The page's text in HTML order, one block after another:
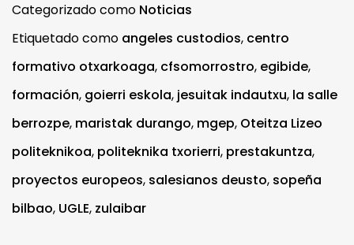
Categorizado como Noticias
Etiquetado como angeles custodios, centro
formativo otxarkoaga, cfsomorrostro, egibide,
formación, goierri eskola, jesuitak indautxu, la salle
berrozpe, maristak durango, mgep, Oteitza Lizeo
politeknikoa, politeknika txorierri, prestakuntza,
proyectos europeos, salesianos deusto, sopeña
bilbao, UGLE, zulaibar